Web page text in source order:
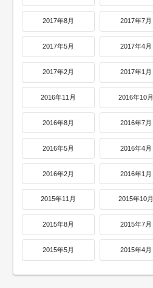
2017年8月 2017年7月
2017年5月 2017年4月
2017年2月 2017年1月
2016年11月 2016年10月
2016年8月 2016年7月
2016年5月 2016年4月
2016年2月 2016年1月
2015年11月 2015年10月
2015年8月 2015年7月
2015年5月 2015年4月